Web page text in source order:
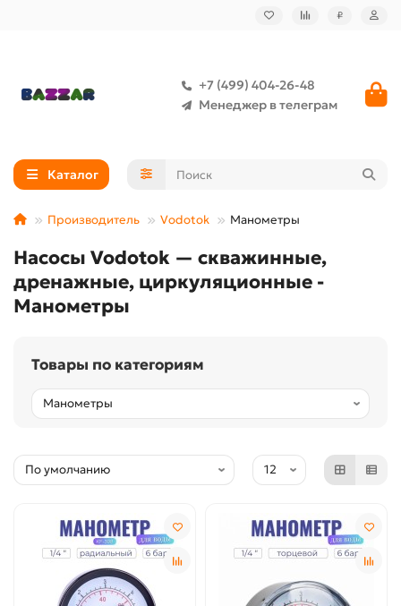
₽
+7 (499) 404-26-48
Менеджер в телеграм
Каталог
Производитель Vodotok Манометры
Насосы Vodotok — скважинные,
дренажные, циркуляционные -
Манометры
Товары по категориям